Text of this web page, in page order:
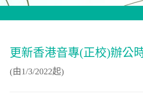
更新香港音專(正校)辦公
(由1/3/2022起)